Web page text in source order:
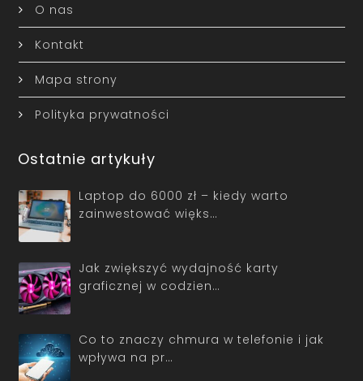
O nas
Kontakt
Mapa strony
Polityka prywatności
Ostatnie artykuły
Laptop do 6000 zł – kiedy warto
zainwestować więks…
Jak zwiększyć wydajność karty
graficznej w codzien…
Co to znaczy chmura w telefonie i jak
wpływa na pr…